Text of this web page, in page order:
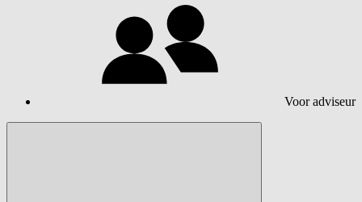
Voor adviseur